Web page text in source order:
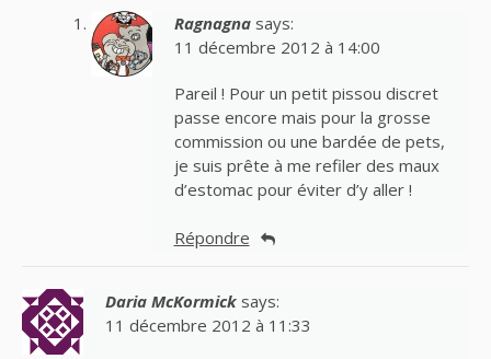
Ragnagna says:
11 décembre 2012 à 14:00
Pareil ! Pour un petit pissou discret
passe encore mais pour la grosse
commission ou une bardée de pets,
je suis prête à me refiler des maux
d’estomac pour éviter d’y aller !
Répondre
Daria McKormick says:
11 décembre 2012 à 11:33